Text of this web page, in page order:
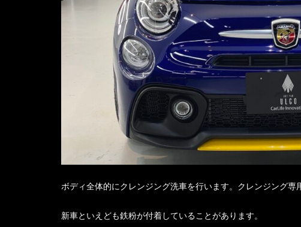
ボディ全体的にクレンジング洗車を行います。 クレンジング専
新車といえども鉄粉が付着していることがあります。